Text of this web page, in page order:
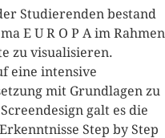
Studierenden bestand
E U R O P A im Rahmen
zu visualisieren.
eine intensive
mit Grundlagen zu
galt es die
Step by Step